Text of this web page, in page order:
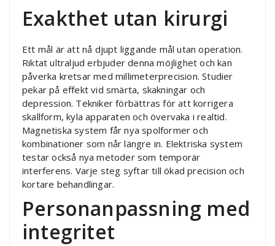
Exakthet utan kirurgi
Ett mål är att nå djupt liggande mål utan operation.
Riktat ultraljud erbjuder denna möjlighet och kan
påverka kretsar med millimeterprecision. Studier
pekar på effekt vid smärta, skakningar och
depression. Tekniker förbättras för att korrigera
skallform, kyla apparaten och övervaka i realtid.
Magnetiska system får nya spolformer och
kombinationer som når längre in. Elektriska system
testar också nya metoder som temporär
interferens. Varje steg syftar till ökad precision och
kortare behandlingar.
Personanpassning med
integritet